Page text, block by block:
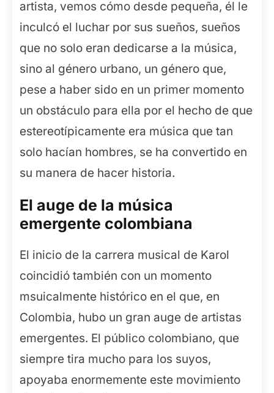
artista, vemos cómo desde pequeña, él le
inculcó el luchar por sus sueños, sueños
que no solo eran dedicarse a la música,
sino al género urbano, un género que,
pese a haber sido en un primer momento
un obstáculo para ella por el hecho de que
estereotípicamente era música que tan
solo hacían hombres, se ha convertido en
su manera de hacer historia.
El auge de la música
emergente colombiana
El inicio de la carrera musical de Karol
coincidió también con un momento
msuicalmente histórico en el que, en
Colombia, hubo un gran auge de artistas
emergentes. El público colombiano, que
siempre tira mucho para los suyos,
apoyaba enormemente este movimiento